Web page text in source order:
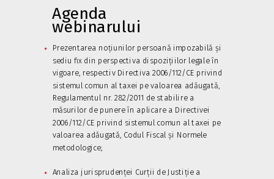
Agenda
webinarului
Prezentarea noțiunilor persoană impozabilă și
sediu fix din perspectiva dispozițiilor legale în
vigoare, respectiv Directiva 2006/112/CE privind
sistemul comun al taxei pe valoarea adăugată,
Regulamentul nr. 282/2011 de stabilire a
măsurilor de punere în aplicare a Directivei
2006/112/CE privind sistemul comun al taxei pe
valoarea adăugată, Codul Fiscal și Normele
metodologice;
Analiza jurisprudenței Curții de Justiție a